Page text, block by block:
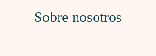
Sobre nosotros